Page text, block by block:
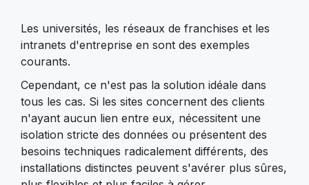
Les universités, les réseaux de franchises et les
intranets d'entreprise en sont des exemples
courants.
Cependant, ce n'est pas la solution idéale dans
tous les cas. Si les sites concernent des clients
n'ayant aucun lien entre eux, nécessitent une
isolation stricte des données ou présentent des
besoins techniques radicalement différents, des
installations distinctes peuvent s'avérer plus sûres,